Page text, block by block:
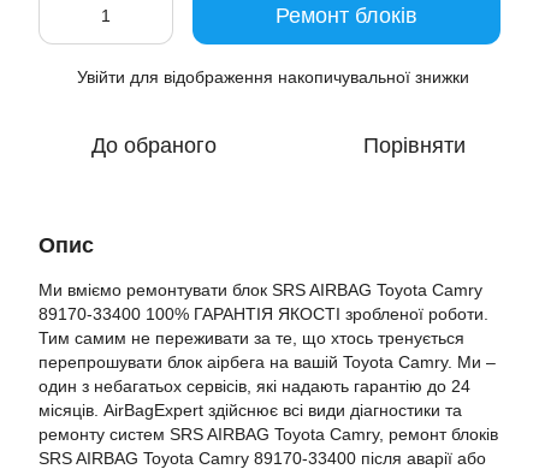
Ремонт блоків
Увійти для відображення накопичувальної знижки
До обраного Порівняти
Опис
Ми вміємо ремонтувати блок SRS AIRBAG Toyota Camry
89170-33400 100% ГАРАНТІЯ ЯКОСТІ зробленої роботи.
Тим самим не переживати за те, що хтось тренується
перепрошувати блок аірбега на вашій Toyota Camry. Ми –
один з небагатьох сервісів, які надають гарантію до 24
місяців. AirBagExpert здійснює всі види діагностики та
ремонту систем SRS AIRBAG Toyota Camry, ремонт блоків
SRS AIRBAG Toyota Camry 89170-33400 після аварії або